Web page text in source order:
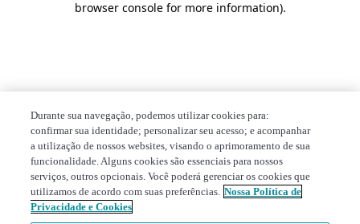
browser console for more information).
Durante sua navegação, podemos utilizar cookies para:
confirmar sua identidade; personalizar seu acesso; e acompanhar
a utilização de nossos websites, visando o aprimoramento de sua
funcionalidade. Alguns cookies são essenciais para nossos
serviços, outros opcionais. Você poderá gerenciar os cookies que
utilizamos de acordo com suas preferências. Nossa Política de
Privacidade e Cookies